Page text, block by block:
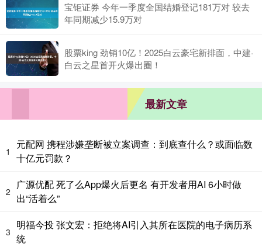
宝钜证券 今年一季度全国结婚登记181万对 较去
年同期减少15.9万对
股票king 劲销10亿！2025白云豪宅新排面，中建·
白云之星首开火爆出圈！
最新文章
1
元配网 携程涉嫌垄断被立案调查：到底查什么？或面临数
十亿元罚款？
2
广源优配 死了么App爆火后更名 有开发者用AI 6小时做
出“活着么”
3
明福今投 张文宏：拒绝将AI引入其所在医院的电子病历系
统